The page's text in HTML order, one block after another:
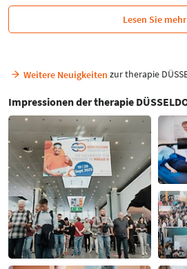
Lesen Sie mehr
Weitere Neuigkeiten zur therapie
Impressionen der therapie